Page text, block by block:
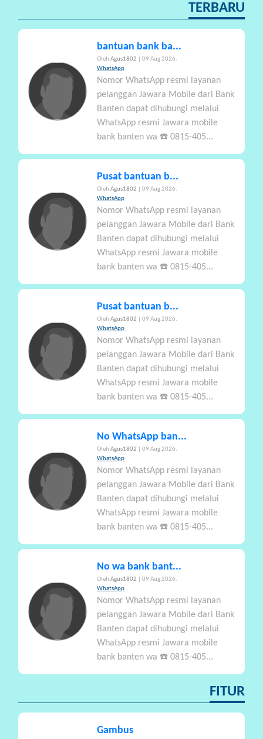
S
A
S
A
A
TERBARU
bantuan bank ba...
Oleh Agus1802
| 09 Aug 2026.
WhatsApp
Nomor WhatsApp resmi layanan
pelanggan Jawara Mobile dari Bank
Banten dapat dihubungi melalui
WhatsApp resmi Jawara mobile
bank banten wa ☎️ 0815-405...
Pusat bantuan b...
Oleh Agus1802
| 09 Aug 2026.
WhatsApp
Nomor WhatsApp resmi layanan
pelanggan Jawara Mobile dari Bank
Banten dapat dihubungi melalui
WhatsApp resmi Jawara mobile
bank banten wa ☎️ 0815-405...
Pusat bantuan b...
Oleh Agus1802
| 09 Aug 2026.
WhatsApp
Nomor WhatsApp resmi layanan
pelanggan Jawara Mobile dari Bank
Banten dapat dihubungi melalui
WhatsApp resmi Jawara mobile
bank banten wa ☎️ 0815-405...
No WhatsApp ban...
Oleh Agus1802
| 09 Aug 2026.
WhatsApp
Nomor WhatsApp resmi layanan
pelanggan Jawara Mobile dari Bank
Banten dapat dihubungi melalui
WhatsApp resmi Jawara mobile
bank banten wa ☎️ 0815-405...
No wa bank bant...
Oleh Agus1802
| 09 Aug 2026.
WhatsApp
Nomor WhatsApp resmi layanan
pelanggan Jawara Mobile dari Bank
Banten dapat dihubungi melalui
WhatsApp resmi Jawara mobile
bank banten wa ☎️ 0815-405...
FITUR
Gambus